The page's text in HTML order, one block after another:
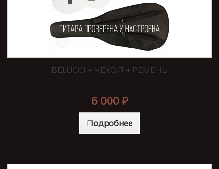
BELUCCI + ЧЕХОЛ + РЕМЕНЬ
6 000 ₽
Подробнее